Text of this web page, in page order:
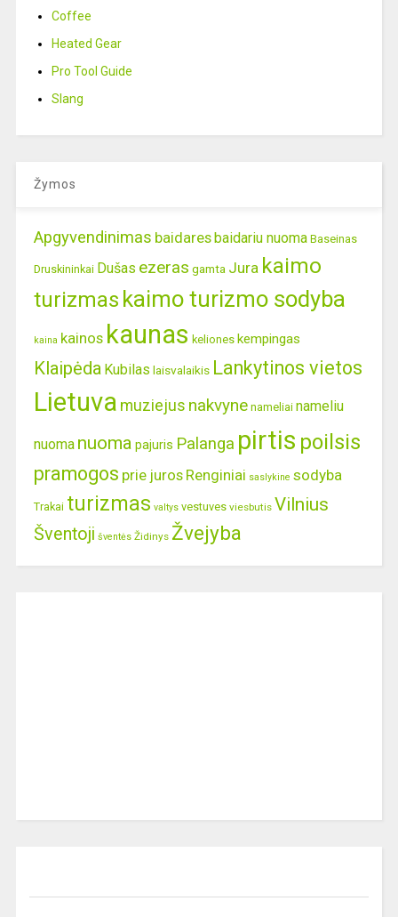
Coffee
Heated Gear
Pro Tool Guide
Slang
Žymos
Apgyvendinimas baidaresbaidariu nuoma Baseinas
Druskininkai Dušas ezeras gamta Jura kaimo
turizmas kaimo turizmo sodyba
kaina kainos kaunas keliones kempingas
Klaipėda Kubilas laisvalaikis Lankytinos vietos
Lietuva muziejus nakvyne nameliai nameliu
nuoma nuoma pajuris Palanga pirtis poilsis
pramogos prie juros Renginiai saslykine sodyba
Trakai turizmas valtys vestuves viesbutis Vilnius
Šventoji šventės Židinys Žvejyba